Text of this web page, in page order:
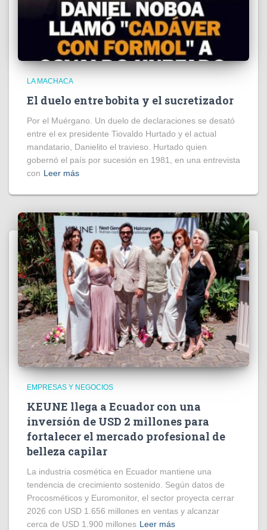
LA MACHACA
El duelo entre bobita y el sucretizador
Por el Muérgano. Un duelo de declaraciones se desató
entre el ex presidente Tiovaldo Hurtado y el actual
mandatario, Danielito el travieso. Hurtado quien
gobernó el país por sucesión en 1981, en una entrevista
con Leer más
EMPRESAS Y NEGOCIOS
KEUNE llega a Ecuador con una
inversión de USD 2 millones para
fortalecer el mercado profesional de
belleza capilar
La industria cosmética en Ecuador mantiene una
tendencia de crecimiento sostenido. Según datos de
Procosméticos y Euromonitor, el sector proyecta cerrar
2026 con USD 1.656 millones en ventas y alcanzar
cerca de USD 1.900 millones Leer más